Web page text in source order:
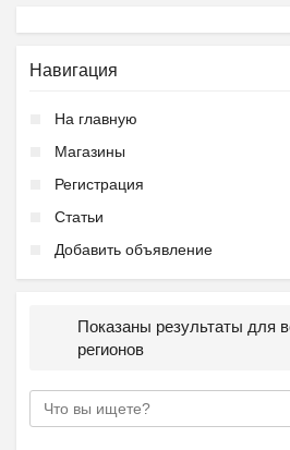
Навигация
На главную
Магазины
Регистрация
Статьи
Добавить объявление
Показаны результаты для
регионов